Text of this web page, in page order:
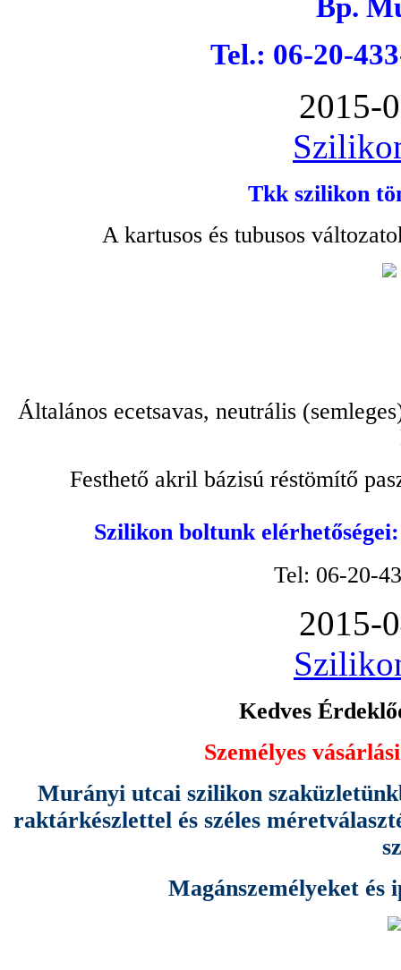
Bp.
Tel.: 06-20-
2015-
Tkk szilikon
A kartusos és tubusos
Általános ecetsavas, neutrális
Festhető akril bázisú réstömítő
Szilikon boltunk
Tel: 06-20-
2015-
Kedves
Személyes
Murányi utcai szilikon
raktárkészlettel és széles
Magánszemélyeket és